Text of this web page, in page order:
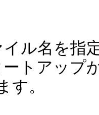
ル名を指
トアップ
す。